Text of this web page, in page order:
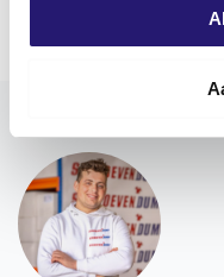
versehen, damit sie
und können sowohl
anhaltenden
Anwendung
Für den Innen- und